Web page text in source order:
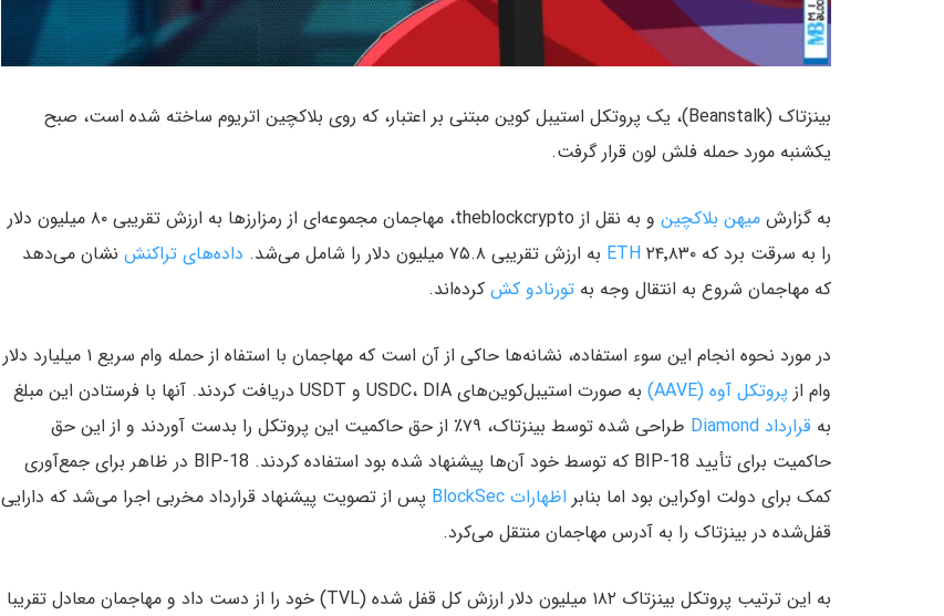
بینزتاک (Beanstalk)، یک پروتکل استیبل کوین مبتنی بر اعتبار، که روی بلاکچین اتریوم ساخته شده است، صبح
یکشنبه مورد حمله فلش لون قرار گرفت.
به گزارش میهن بلاکچین
و به نقل از theblockcrypto، مهاجمان مجموعه‌ای از رمزارزها به ارزش تقریبی ۸۰ میلیون دلار
را به سرقت برد که ۲۴٬۸۳۰
ETH به ارزش تقریبی ۷۵.۸ میلیون دلار را شامل می‌شد. داده‌های تراکنش نشان می‌دهد
که مهاجمان شروع به انتقال وجه به تورنادو کش کرده‌اند.
در مورد نحوه انجام این سوء استفاده، نشانه‌ها حاکی از آن است که مهاجمان با استفاه از حمله وام سریع ۱ میلیارد دلار
وام از پروتکل آوه (AAVE)
به صورت استیبل‌کوین‌های USDC، DIA و USDT دریافت کردند. آنها با فرستادن این مبلغ
به قرارداد Diamond
طراحی شده توسط بینزتاک، ۷۹٪ از حق حاکمیت این پروتکل را بدست آوردند و از این حق
حاکمیت برای تأیید BIP-18 که توسط خود آن‌ها پیشنهاد شده بود استفاده کردند. BIP-18 در ظاهر برای جمع‌آوری
کمک‌ برای دولت اوکراین بود اما بنابر اظهارات BlockSec
پس از تصویت پیشنهاد قرارداد مخربی اجرا می‌شد که دارایی
قفل‌شده در بینزتاک را به آدرس مهاجمان منتقل می‌کرد.
به این ترتیب پروتکل بینزتاک ۱۸۲ میلیون دلار ارزش کل قفل شده (TVL) خود را از دست داد و مهاجمان معادل تقریبا